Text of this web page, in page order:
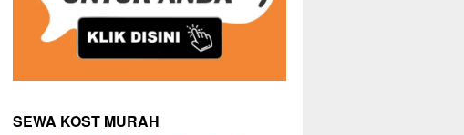
SEWA KOST MURAH